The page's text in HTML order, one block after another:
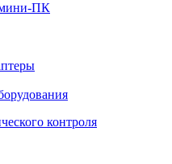
ПК
контроля